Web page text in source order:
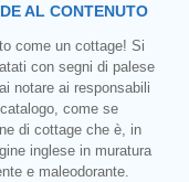
AL CONTENUTO
come un cottage! Si
con segni di palese
notare ai responsabili
come se
di cottage che è, in
inglese in muratura
e maleodorante.